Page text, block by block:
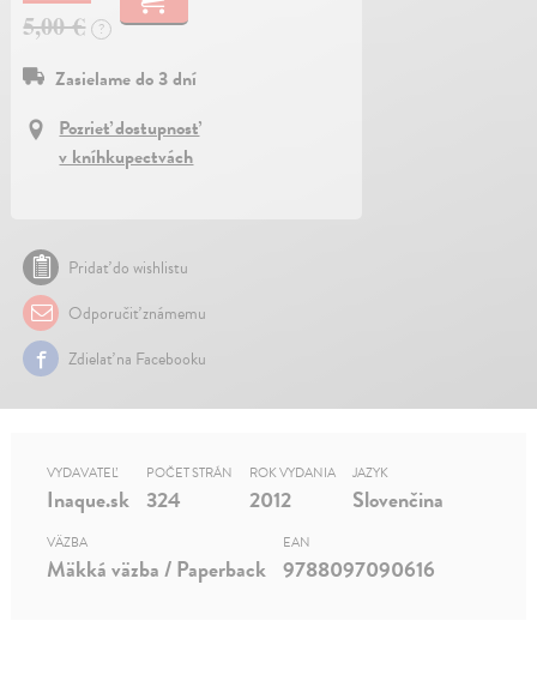
5,00 €
?
Zasielame do 3 dní
Pozrieť dostupnosť
v kníhkupectvách
Pridať do wishlistu
Odporučiť známemu
Zdielať na Facebooku
VYDAVATEĽ
Inaque.sk
POČET STRÁN
324
ROK VYDANIA
2012
JAZYK
Slovenčina
VÄZBA
Mäkká väzba / Paperback
EAN
9788097090616